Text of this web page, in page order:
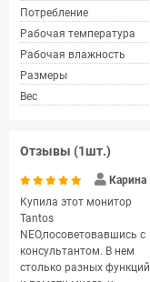
Потребление
Рабочая температура
Рабочая влажность
Размеры
Вес
Отзывы (1шт.)
Карина
Купила этот монитор
Tantos
NEO,посоветовавшись с
консультантом. В нем
столько разных функций